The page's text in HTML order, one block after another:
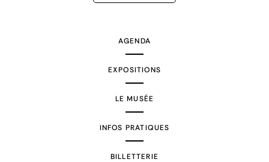
AGENDA
EXPOSITIONS
LE MUSÉE
INFOS PRATIQUES
BILLETTERIE